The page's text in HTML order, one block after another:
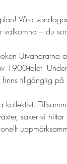
Våra
– du
Utvandrarna
talet.
tillgänglig på
saker vi